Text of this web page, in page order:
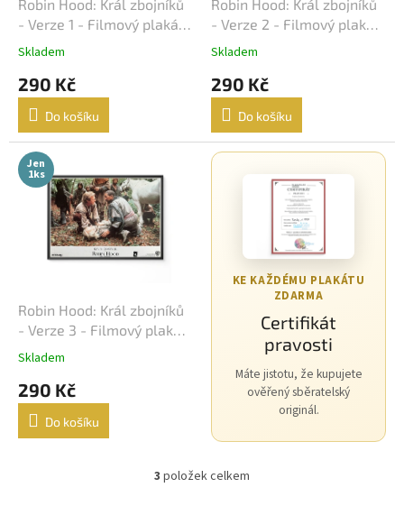
Karel Kachyňa 34
Karel Steklý
Robert Zemeckis
Jan Hřebejk 31
Steven Soderbergh 30
Otakar Vávra 28
Juraj Herz 27
Ridley Scott 26
James Cameron
Woody Allen
Michael Bay 24
Robin Hood: Král zbojníků
- Verze 1 - Filmový plakát
/ Fotoska / Slepka (cca
Skladem
290 Kč
Do košíku
Robin Hood: Král zbojníků
- Verze 2 - Filmový plakát
/ Fotoska / Slepka (cca
Skladem
290 Kč
Do košíku
Jen
1ks
Robin Hood: Král zbojníků
- Verze 3 - Filmový plakát
/ Fotoska / Slepka (cca
Skladem
290 Kč
Do košíku
KE KAŽDÉMU PLAKÁTU
ZDARMA
Certifikát
pravosti
Máte jistotu, že kupujete
ověřený sběratelský
originál.
O
3 položek celkem